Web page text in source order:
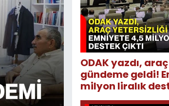
ODAK yazdı,
gündeme geldi!
milyon liralık